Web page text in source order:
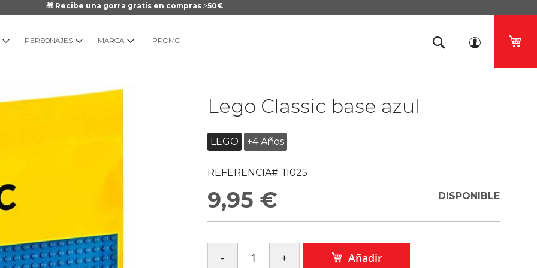
🎁 Recibe una gorra gratis en compras ≥50€
PERSONAJES MARCA PROMO
Lego Classic base azul
LEGO +4 Años
REFERENCIA#: 11025
9,95 € DISPONIBLE
Añadir
imágenes